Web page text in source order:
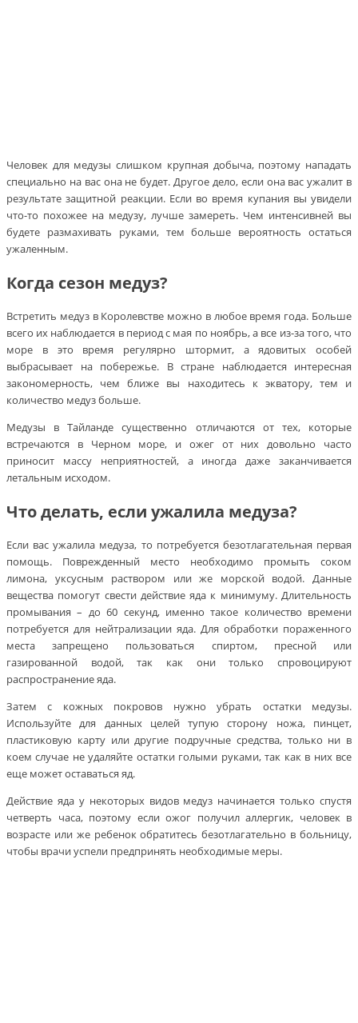
Человек для медузы слишком крупная добыча, поэтому нападать
специально на вас она не будет. Другое дело, если она вас ужалит в
результате защитной реакции. Если во время купания вы увидели
что-то похожее на медузу, лучше замереть. Чем интенсивней вы
будете размахивать руками, тем больше вероятность остаться
ужаленным.
Когда сезон медуз?
Встретить медуз в Королевстве можно в любое время года. Больше
всего их наблюдается в период с мая по ноябрь, а все из-за того, что
море в это время регулярно штормит, а ядовитых особей
выбрасывает на побережье. В стране наблюдается интересная
закономерность, чем ближе вы находитесь к экватору, тем и
количество медуз больше.
Медузы в Тайланде существенно отличаются от тех, которые
встречаются в Черном море, и ожег от них довольно часто
приносит массу неприятностей, а иногда даже заканчивается
летальным исходом.
Что делать, если ужалила медуза?
Если вас ужалила медуза, то потребуется безотлагательная первая
помощь. Поврежденный место необходимо промыть соком
лимона, уксусным раствором или же морской водой. Данные
вещества помогут свести действие яда к минимуму. Длительность
промывания – до 60 секунд, именно такое количество времени
потребуется для нейтрализации яда. Для обработки пораженного
места запрещено пользоваться спиртом, пресной или
газированной водой, так как они только спровоцируют
распространение яда.
Затем с кожных покровов нужно убрать остатки медузы.
Используйте для данных целей тупую сторону ножа, пинцет,
пластиковую карту или другие подручные средства, только ни в
коем случае не удаляйте остатки голыми руками, так как в них все
еще может оставаться яд.
Действие яда у некоторых видов медуз начинается только спустя
четверть часа, поэтому если ожог получил аллергик, человек в
возрасте или же ребенок обратитесь безотлагательно в больницу,
чтобы врачи успели предпринять необходимые меры.